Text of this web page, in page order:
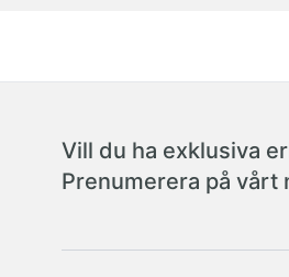
Vill du ha exklusiva
Prenumerera på vårt